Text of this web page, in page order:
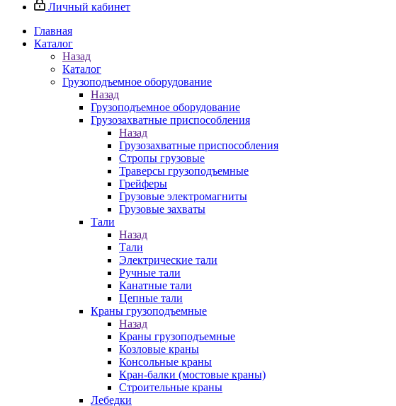
Личный кабинет
Главная
Каталог
Назад
Каталог
Грузоподъемное оборудование
Назад
Грузоподъемное оборудование
Грузозахватные приспособления
Назад
Грузозахватные приспособления
Стропы грузовые
Траверсы грузоподъемные
Грейферы
Грузовые электромагниты
Грузовые захваты
Тали
Назад
Тали
Электрические тали
Ручные тали
Канатные тали
Цепные тали
Краны грузоподъемные
Назад
Краны грузоподъемные
Козловые краны
Консольные краны
Кран-балки (мостовые краны)
Строительные краны
Лебедки